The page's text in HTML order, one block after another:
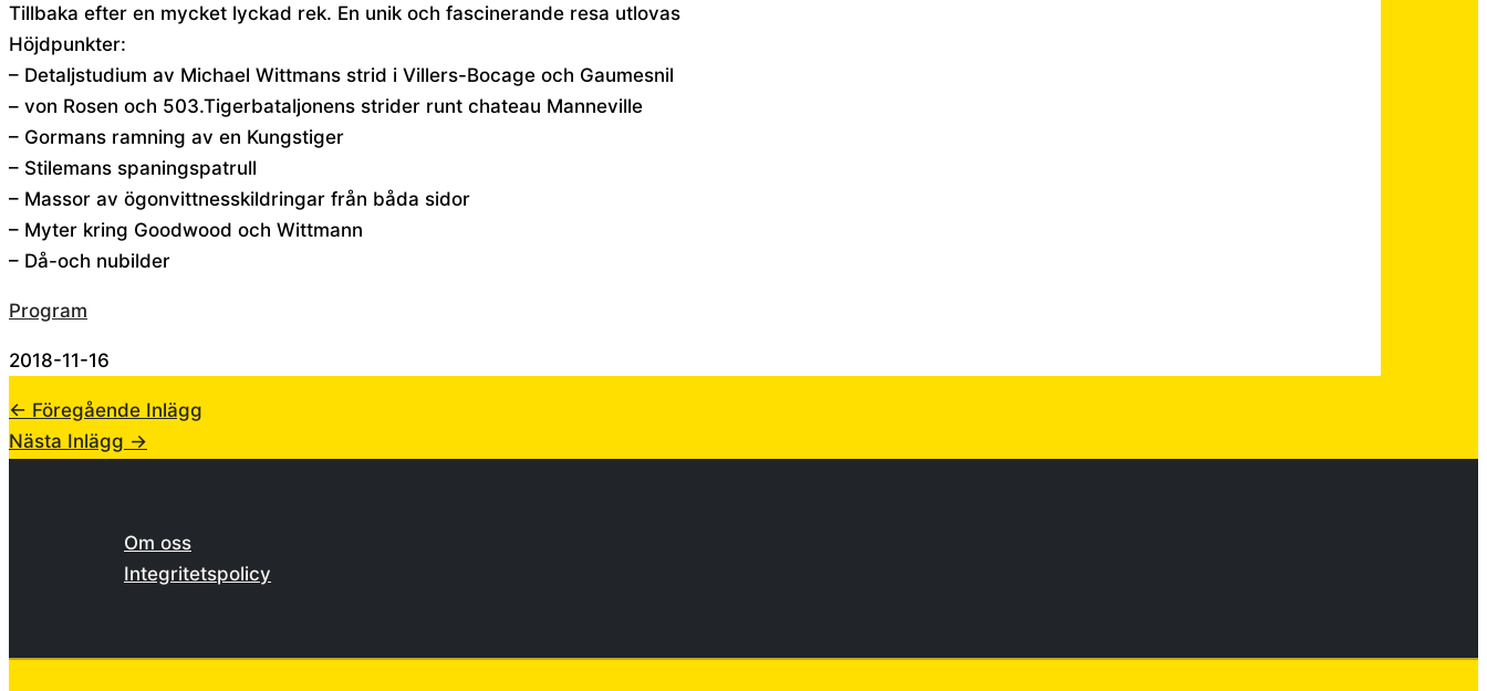
Tillbaka efter en mycket lyckad rek. En unik och fascinerande resa utlovas
Höjdpunkter:
– Detaljstudium av Michael Wittmans strid i Villers-Bocage och Gaumesnil
– von Rosen och 503.Tigerbataljonens strider runt chateau Manneville
– Gormans ramning av en Kungstiger
– Stilemans spaningspatrull
– Massor av ögonvittnesskildringar från båda sidor
– Myter kring Goodwood och Wittmann
– Då-och nubilder
Program
2018-11-16
← Föregående Inlägg
Nästa Inlägg →
Om oss
Integritetspolicy